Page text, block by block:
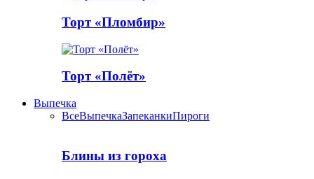
Торт «Пломбир»
Торт «Полёт»
Выпечка
ВсеВыпечкаЗапеканкиПироги
Блины из гороха